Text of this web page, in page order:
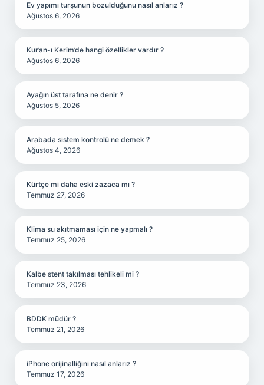
Ev yapımı turşunun bozulduğunu nasıl anlarız ?
Ağustos 6, 2026
Kur’an-ı Kerim’de hangi özellikler vardır ?
Ağustos 6, 2026
Ayağın üst tarafına ne denir ?
Ağustos 5, 2026
Arabada sistem kontrolü ne demek ?
Ağustos 4, 2026
Kürtçe mi daha eski zazaca mı ?
Temmuz 27, 2026
Klima su akıtmaması için ne yapmalı ?
Temmuz 25, 2026
Kalbe stent takılması tehlikeli mi ?
Temmuz 23, 2026
BDDK müdür ?
Temmuz 21, 2026
iPhone orijinalliğini nasıl anlarız ?
Temmuz 17, 2026